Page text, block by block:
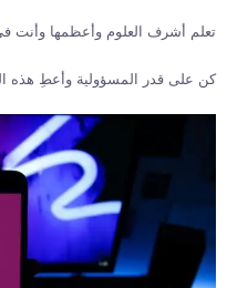
تعلم أشرف العلوم وأعظمها وأنت
كن على قدر المسؤولية وأعطِ هذه